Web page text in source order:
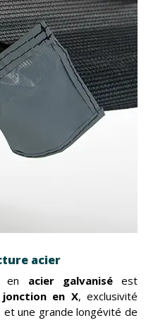
acier
en acier galvaniséest
en X, exclusivité
et une grande longévité de